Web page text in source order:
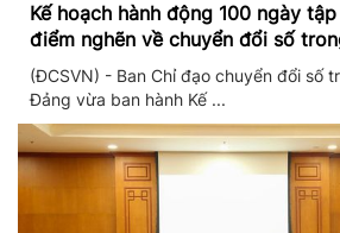
Kế hoạch hành động 100 ngày
điểm nghẽn về chuyển đổi số
Đảng
(ĐCSVN) - Ban Chỉ đạo chuyển đổi số
Đảng vừa ban hành Kế ...